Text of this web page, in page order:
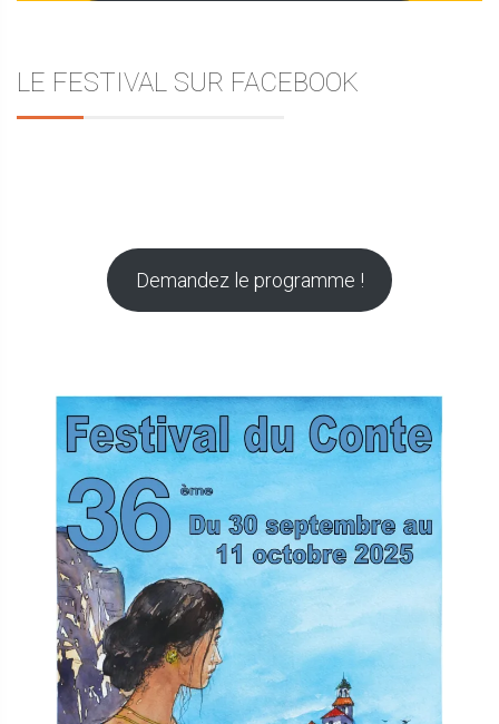
LE FESTIVAL SUR FACEBOOK
Demandez le programme !